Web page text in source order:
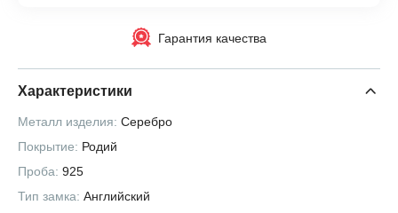
Гарантия качества
Характеристики
Металл изделия: Серебро
Покрытие: Родий
Проба: 925
Тип замка: Английский